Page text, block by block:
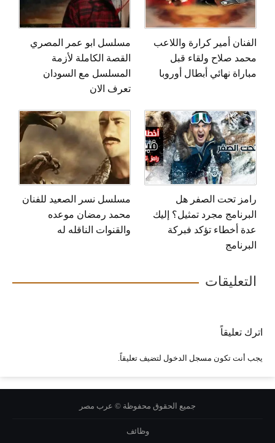
الفنان أمير كرارة واللاعب
محمد صلاح ولقاء قبل
مباراة نهائي أبطال أوروبا
مسلسل ابو عمر المصري
القصة الكاملة لأزمة
المسلسل مع السودان
تعرف الان
رامز تحت الصفر هل
البرنامج مجرد تمثيل؟ إليك
عدة أخطاء تؤكد فبركة
البرنامج
مسلسل نسر الصعيد للفنان
محمد رمضان موعده
والقنوات الناقله له
التعليقات
اترك تعليقاً
يجب أنت تكون مسجل الدخول لتضيف تعليقاً.
جميع الحقوق محفوظة © عرب مصر
وظائف